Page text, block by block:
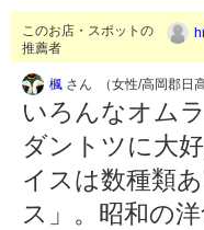
このお店・スポットの
推薦者
楓 さん （女性/高岡郡日
いろんなオム
ダントツに大
イスは数種類
ス」。昭和の